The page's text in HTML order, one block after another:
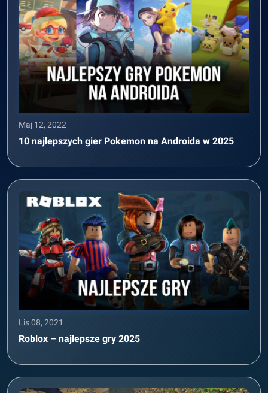
Maj 12, 2022
10 najlepszych gier Pokemon na Androida w 2025
Lis 08, 2021
Roblox – najlepsze gry 2025